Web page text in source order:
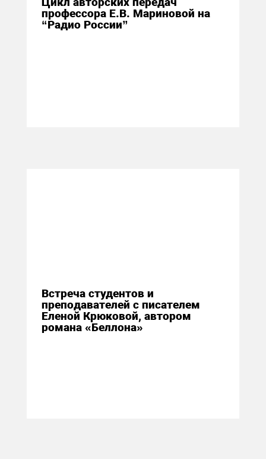
профессора Е.В. Мариновой на
“Радио России”
Встреча студентов и
преподавателей с писателем
Еленой Крюковой, автором
романа «Беллона»